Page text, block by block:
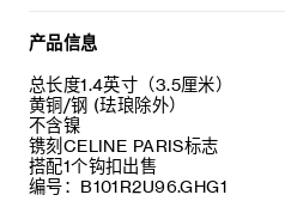
SEPARATELY
产品信息
总长度1.4英寸（3.5厘米）
黄铜/钢 (珐琅除外）
不含镍
镌刻CELINE PARIS标志
搭配1个钩扣出售
编号：B101R2U96.GHG1